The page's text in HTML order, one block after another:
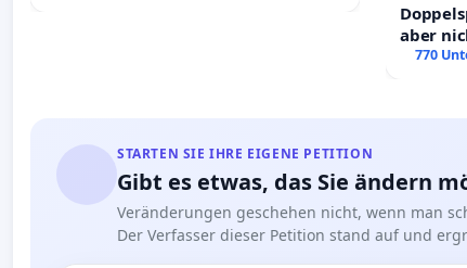
aber
Rechte!
770
STARTEN SIE IHRE EIGENE PETITION
Gibt es etwas, das Sie ändern
Veränderungen geschehen nicht, wenn man
Der Verfasser dieser Petition stand auf und